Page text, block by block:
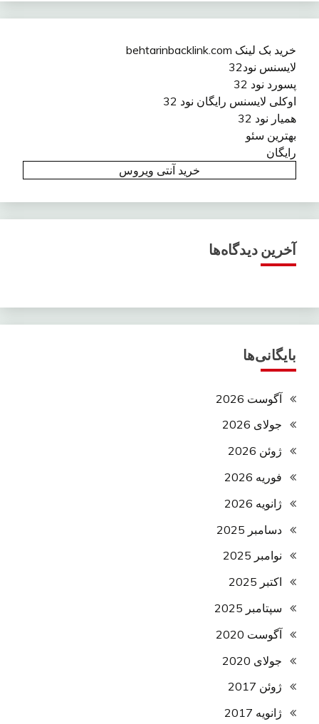
خرید بک لینک behtarinbacklink.com
لایسنس نود32
پسورد نود 32
اوکلی لایسنس رایگان نود 32
همیار نود 32
بهترین سئو
رایگان
خرید آنتی ویروس
آخرین دیدگاه‌ها
بایگانی‌ها
آگوست 2026
جولای 2026
ژوئن 2026
فوریه 2026
ژانویه 2026
دسامبر 2025
نوامبر 2025
اکتبر 2025
سپتامبر 2025
آگوست 2020
جولای 2020
ژوئن 2017
ژانویه 2017